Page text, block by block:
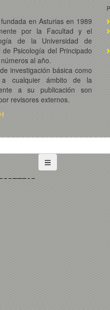
en Asturias en 1989
por la Facultad y el
de la Universidad de
Psicología del Principado
al año.
investigación básica como
a cualquier ámbito de la
a su publicación son
revisores externos.